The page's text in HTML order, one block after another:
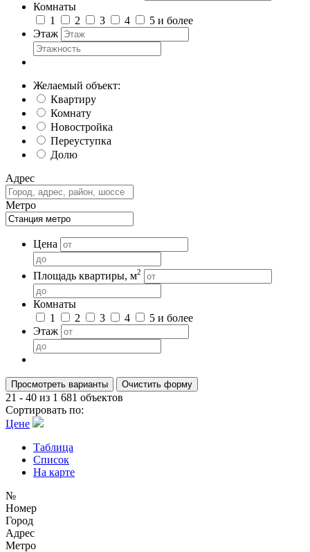
Комнаты
1
2 3 4
5 и более
Этаж
Желаемый объект:
Квартиру
Комнату
Новостройка
Переуступка
Долю
Адрес
Метро
Цена
Площадь квартиры, м2
Комнаты
1
2 3 4
5 и более
Этаж
Просмотреть варианты
21 - 40 из 1 681 объектов
Сортировать по:
Цене
Таблица
Список
На карте
№
Номер
Город
Адрес
Метро